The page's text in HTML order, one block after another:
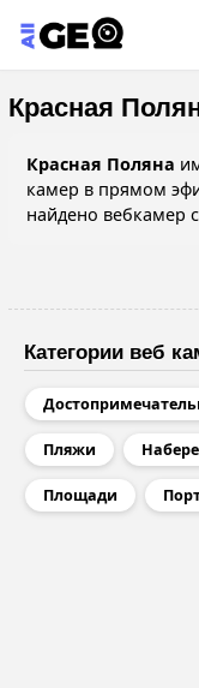
Красная
Красная Поляна
камер в прямом
найдено вебкамер
Категории веб
Пляжи
Площади